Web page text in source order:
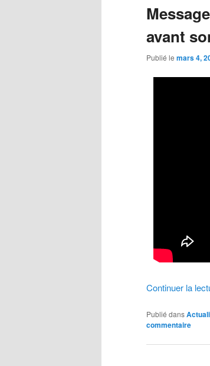
avant
Publié le mars 4,
Continuer la
Publié dans
commentaire